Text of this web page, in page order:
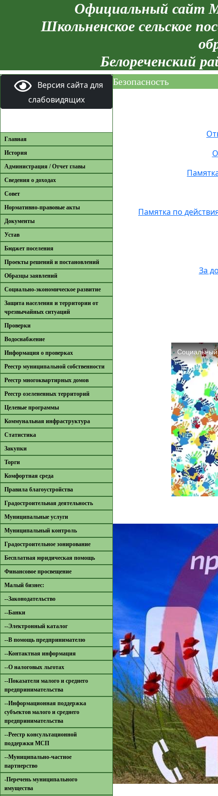
Официальный сайт
Школьненское сельское
Белореченский
Версия сайта для
слабовидящих
Главная
История
Администрация / Отчет главы
Сведения о доходах
Совет
Нормативно-правовые акты
Документы
Устав
Бюджет поселения
Проекты решений и постановлений
Образцы заявлений
Cоциально-экономическое развитие
Защита населения и территории от
чрезвычайных ситуаций
Проверки
Водоснабжение
Информация о проверках
Реестр муниципальной собственности
Реестр многоквартирных домов
Реестр озелененных территорий
Целевые программы
Коммунальная инфраструктура
Cтатистика
Закупки
Торги
Комфортная среда
Правила благоустройства
Градостроительная деятельность
Муниципальные услуги
Муниципальный контроль
Градостроительное зонирование
Бесплатная юридическая помощь
Финансовое просвещение
Малый бизнес:
--Законодательство
--Банки
--Электронный каталог
--В помощь предпринимателю
--Контактная информация
--О налоговых льготах
--Показатели малого и среднего
предпринимательства
--Информационная поддержка
субъектов малого и среднего
предпринимательства
--Реестр консультационной
поддержки МСП
--Муниципально-частное
партнерство
-Перечень муниципального
имущества
Безопасность
Памятка по
За